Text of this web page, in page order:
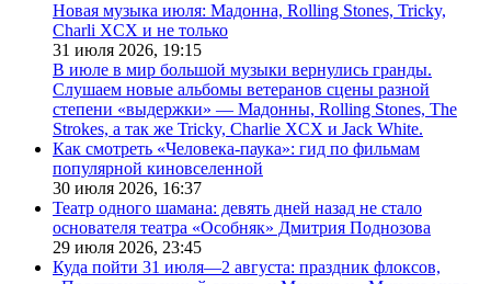
Новая музыка июля: Мадонна, Rolling Stones, Tricky,
Charli XCX и не только
31 июля 2026, 19:15
В июле в мир большой музыки вернулись гранды.
Слушаем новые альбомы ветеранов сцены разной
степени «выдержки» — Мадонны, Rolling Stones, The
Strokes, а так же Tricky, Charlie XCX и Jack White.
Как смотреть «Человека-паука»: гид по фильмам
популярной киновселенной
30 июля 2026, 16:37
Театр одного шамана: девять дней назад не стало
основателя театра «Особняк» Дмитрия Поднозова
29 июля 2026, 23:45
Куда пойти 31 июля—2 августа: праздник флоксов,